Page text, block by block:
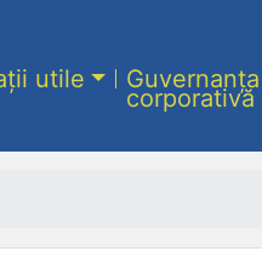
utile Guvernanța
corporativă